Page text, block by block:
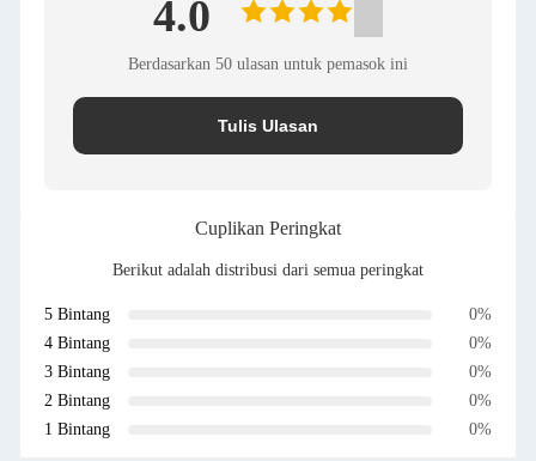
4.0
Berdasarkan 50 ulasan untuk pemasok ini
Tulis Ulasan
Cuplikan Peringkat
Berikut adalah distribusi dari semua peringkat
5 Bintang
0%
4 Bintang
0%
3 Bintang
0%
2 Bintang
0%
1 Bintang
0%